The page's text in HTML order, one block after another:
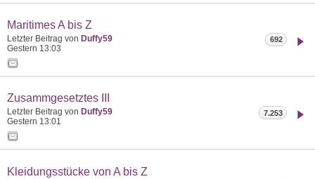
Maritimes A bis Z
Letzter Beitrag von Duffy59
Gestern 13:03
692
Zusammgesetztes III
Letzter Beitrag von Duffy59
Gestern 13:01
7.253
Kleidungsstücke von A bis Z